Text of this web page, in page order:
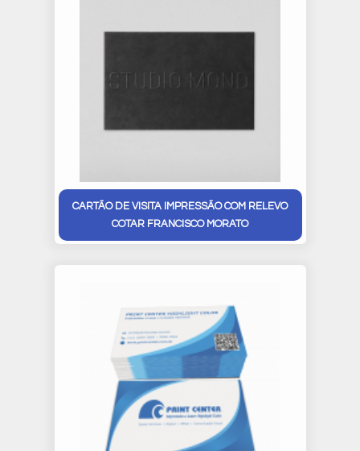
CARTÃO DE VISITA IMPRESSÃO COM RELEVO
COTAR FRANCISCO MORATO